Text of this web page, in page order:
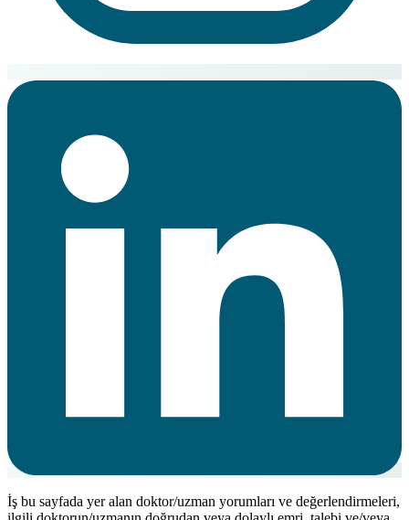
İş bu sayfada yer alan doktor/uzman yorumları ve değerlendirmeleri,